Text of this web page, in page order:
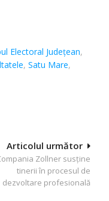
Electoral Județean,
,Satu Mare,
Articolul următor
Zollner susține
tinerii în procesul de
dezvoltare profesională